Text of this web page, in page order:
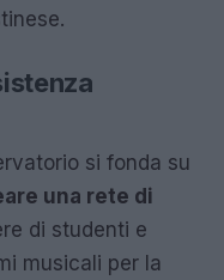
si fonda su
una rete di
di studenti e
musicali per la